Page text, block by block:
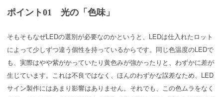
ポイント01 光の「色味」
そもそもなぜLEDの選別が必要なのかというと、LEDは仕入れたロット
によって少しずつ違う個性を持っているからです。同じ色温度のLEDで
も、実際はやや紫がかっていたり黄色みが強かったりと、わずかに差が
生じています。これは不良ではなく、ほんのわずかな誤差なため、LED
サイン製作にはあまり影響はありません。それでも、この色ムラをなく